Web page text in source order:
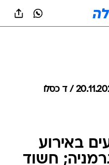
מבזקי חדשות - יום שישי 20.11.2020 / ד כסלו
באירוע
חשוד